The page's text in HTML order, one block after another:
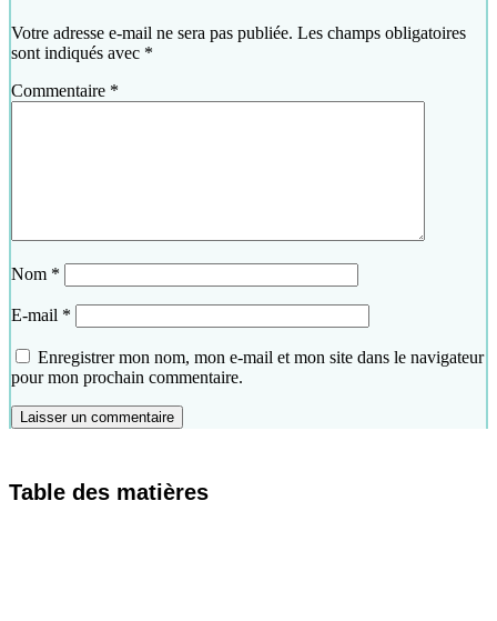
Votre adresse e-mail ne sera pas publiée. Les champs obligatoires
sont indiqués avec *
Commentaire *
Nom *
E-mail *
Enregistrer mon nom, mon e-mail et mon site dans le navigateur
pour mon prochain commentaire.
Table des matières